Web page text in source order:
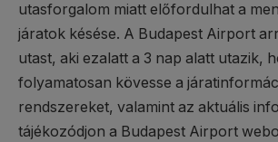
utasforgalom miatt előfordulhat a
járatok késése. A Budapest Airport
utast, aki ezalatt a 3 nap alatt utazik,
folyamatosan kövesse a
rendszereket, valamint az aktuális
tájékozódjon a Budapest Airport